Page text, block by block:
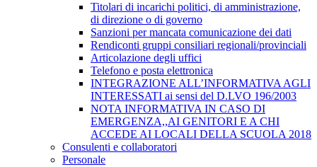
Titolari di incarichi politici, di amministrazione,
di direzione o di governo
Sanzioni per mancata comunicazione dei dati
Rendiconti gruppi consiliari regionali/provinciali
Articolazione degli uffici
Telefono e posta elettronica
INTEGRAZIONE ALL’INFORMATIVA AGLI
INTERESSATI ai sensi del D.LVO 196/2003
NOTA INFORMATIVA IN CASO DI
EMERGENZA,,AI GENITORI E A CHI
ACCEDE AI LOCALI DELLA SCUOLA 2018
Consulenti e collaboratori
Personale